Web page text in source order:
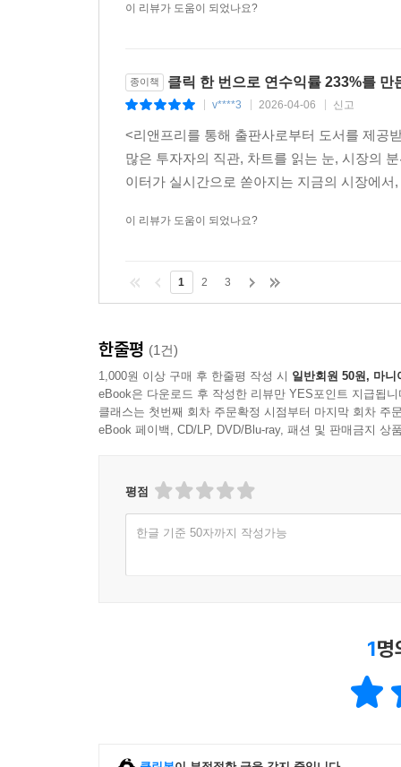
이 리뷰가 도움이 되었나요?
종이책 클릭 한 번으로 연수익률 233%를 만
v****3 2026-04-06 신고
<리앤프리를 통해 출판사로부터 도서를 제공
많은 투자자의 직관, 차트를 읽는 눈, 시장의
이터가 실시간으로 쏟아지는 지금의 시장에
이 리뷰가 도움이 되었나요?
1 2 3
한줄평 (1건)
1,000원 이상 구매 후 한줄평 작성 시 일반회원 50원, 마니
eBook은 다운로드 후 작성한 리뷰만 YES포인트 지급됩니
클래스는 첫번째 회차 주문확정 시점부터 마지막 회차 주
eBook 페이백, CD/LP, DVD/Blu-ray, 패션 및 판매금지 상
평점
한글 기준 50자까지 작성가능
1명